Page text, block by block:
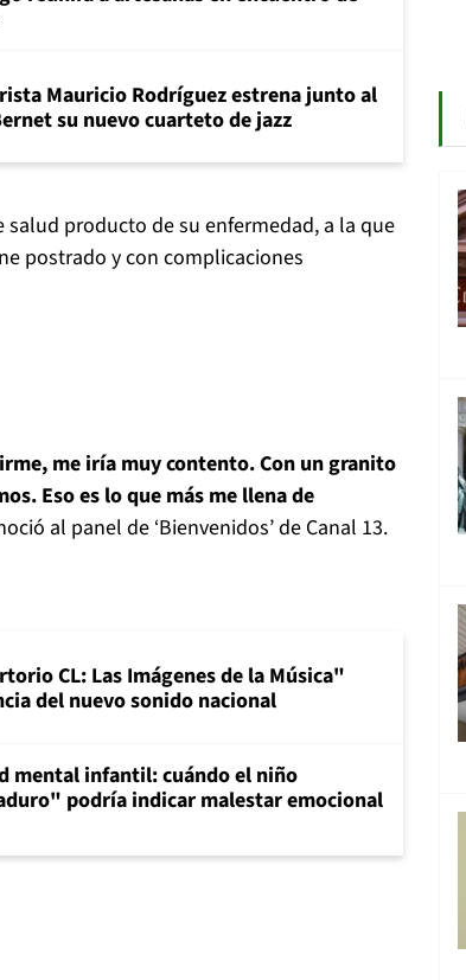
Mauricio Rodríguez estrena junto al
su nuevo cuarteto de jazz
producto de su enfermedad, a la que
postrado y con complicaciones
me iría muy contento. Con un granito
Eso es lo que más me llena de
al panel de ‘Bienvenidos’ de Canal 13.
CL: Las Imágenes de la Música"
del nuevo sonido nacional
mental infantil: cuándo el niño
podría indicar malestar emocional